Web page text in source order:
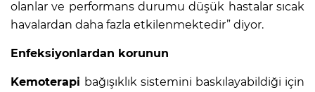
olanlar ve performans durumu düşük hastalar sıcak
havalardan daha fazla etkilenmektedir” diyor.
Enfeksiyonlardan korunun
Kemoterapi bağışıklık sistemini baskılayabildiği için